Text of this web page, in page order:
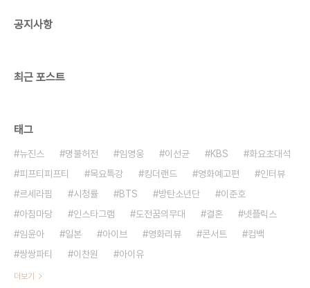
공지사항
최근 포스트
태그
뉴진스 명불허전 임영웅 이선균 KBS
화요초대석
피프티피프티
목요특강 킹더랜드 영화예고편
인터뷰
르세라핌
시청률 BTS 방탄소년단
이준호
아침마당
인스타그램 도전꿈의무대 결혼
넷플릭스
임윤아
일본 아이브 영화리뷰 콘서트
컴백
쌍쌍파티
이찬원 아이유
더보기